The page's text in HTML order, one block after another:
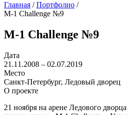
Главная / Портфолио /
M-1 Challenge №9
M-1 Challenge №9
Дата
21.11.2008 – 02.07.2019
Место
Санкт-Петербург, Ледовый дворец
О проекте
21 ноября на арене Ледового дворца